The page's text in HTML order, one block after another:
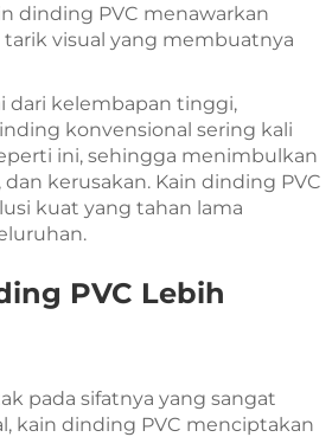
dinding PVC menawarkan
visual yang membuatnya
kelembapan tinggi,
konvensional sering kali
ini, sehingga menimbulkan
kerusakan. Kain dinding PVC
kuat yang tahan lama
PVC Lebih
pada sifatnya yang sangat
kain dinding PVC menciptakan